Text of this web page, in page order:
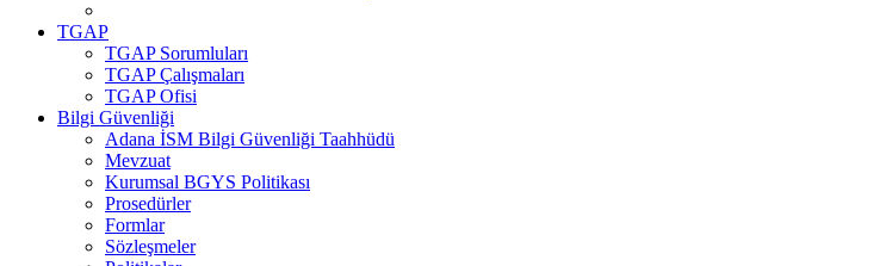
TGAP
TGAP Sorumluları
TGAP Çalışmaları
TGAP Ofisi
Bilgi Güvenliği
Adana İSM Bilgi Güvenliği Taahhüdü
Mevzuat
Kurumsal BGYS Politikası
Prosedürler
Formlar
Sözleşmeler